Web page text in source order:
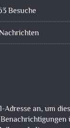
Besuche
an, um